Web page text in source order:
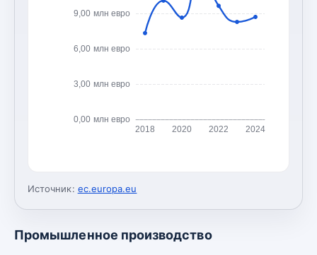
0,00 млн евро
3,00 млн евро
6,00 млн евро
9,00 млн евро
2018 2020 2022 2024
Источник: ec.europa.eu
Промышленное производство